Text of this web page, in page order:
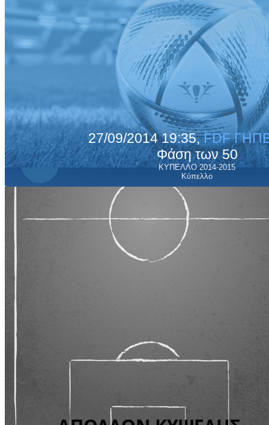
27/09/2014 19:35,FDF
Φάση των 50
ΚΥΠΕΛΛΟ 2014-2015
Κύπελλο